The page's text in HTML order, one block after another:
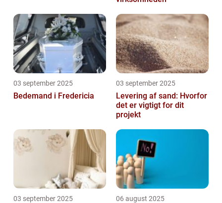
03 september 2025
Bedemand i Fredericia
03 september 2025
Levering af sand: Hvorfor
det er vigtigt for dit
projekt
03 september 2025 06 august 2025